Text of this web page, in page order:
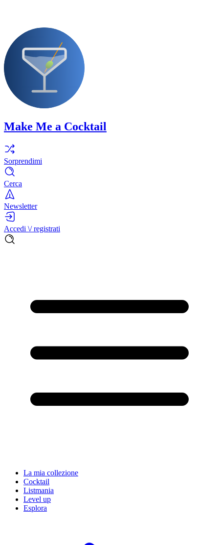
Make Me a Cocktail
Sorprendimi
Cerca
Newsletter
Accedi \/ registrati
La mia collezione
Cocktail
Listmania
Level up
Esplora